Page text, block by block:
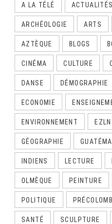
A LA TÉLÉ ACTUALITÉS
ARCHÉOLOGIE ARTS
AZTÈQUE BLOGS
CINÉMA CULTURE
DANSE DÉMOGRAPHIE
ECONOMIE
ENVIRONNEMENT EZLN
GÉOGRAPHIE
INDIENS LECTURE
OLMÈQUE PEINTURE
POLITIQUE
SANTÉ SCULPTURE